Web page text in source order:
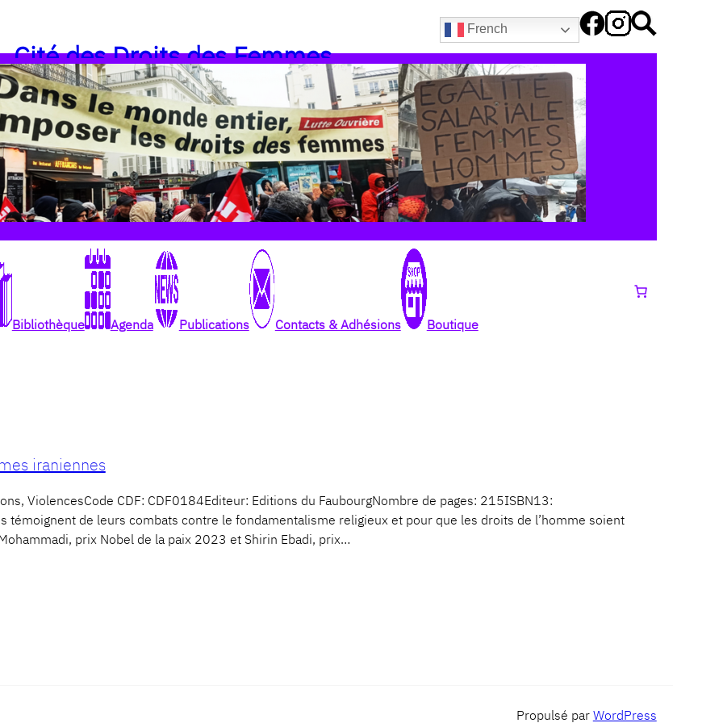
French
Cité des Droits des Femmes
Bibliothèque Agenda Publications Contacts & Adhésions Boutique
iraniennes
ViolencesCode CDF: CDF0184Editeur: Editions du FaubourgNombre de pages: 215ISBN13:
de leurs combats contre le fondamentalisme religieux et pour que les droits de l’homme soient
prix Nobel de la paix 2023 et Shirin Ebadi, prix…
Propulsé par WordPress